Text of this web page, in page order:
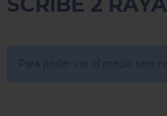
Para poder ver el precio sera